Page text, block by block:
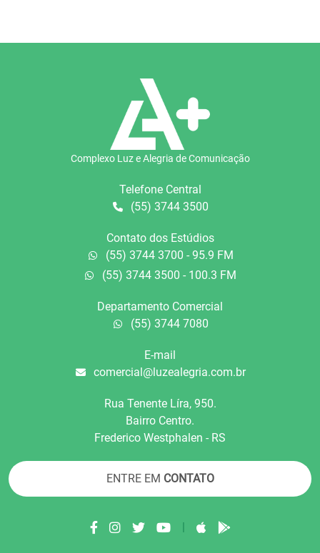
Complexo Luz e Alegria de Comunicação
Telefone Central
(55) 3744 3500
Contato dos Estúdios
(55) 3744 3700 - 95.9 FM
(55) 3744 3500 - 100.3 FM
Departamento Comercial
(55) 3744 7080
E-mail
comercial@luzealegria.com.br
Rua Tenente Líra, 950.
Bairro Centro.
Frederico Westphalen - RS
ENTRE EM CONTATO